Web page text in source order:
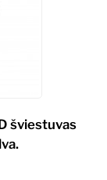
šviestuvas